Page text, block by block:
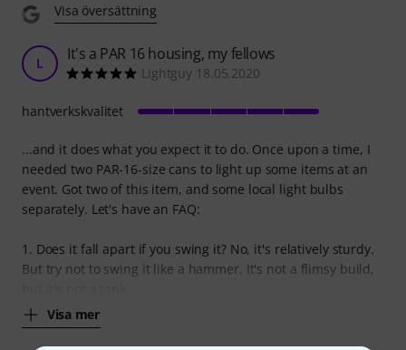
Visa översättning
L It's a PAR 16 housing, my fellows
Lightguy 18.05.2020
...and it does what you expect it to do. Once upon a time, I
needed two PAR-16-size cans to light up some items at an
event. Got two of this item, and some local light bulbs
separately. Let's have an FAQ:
1. Does it fall apart if you swing it? No, it's relatively sturdy.
But try not to swing it like a hammer. It's not a flimsy build,
Visa mer
hantverkskvalitet